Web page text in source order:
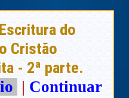
Escritura do
Cristão
- 2ª parte.
| Continuar